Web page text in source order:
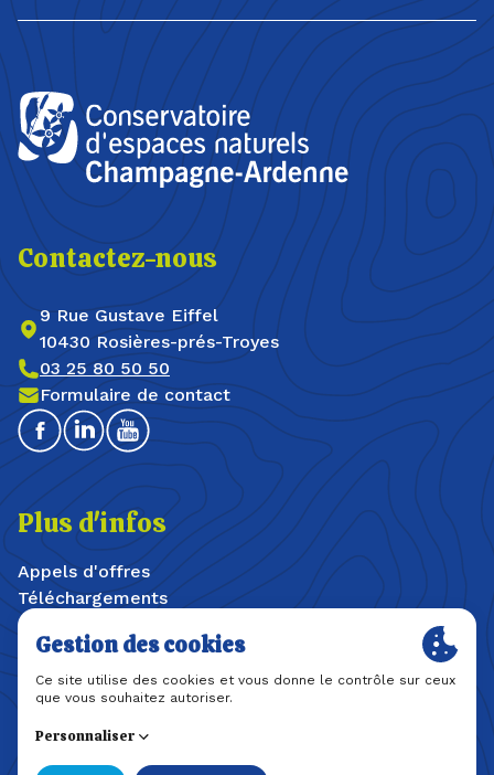
Contactez-nous
9 Rue Gustave Eiffel
10430 Rosières-prés-Troyes
03 25 80 50 50
Formulaire de contact
FacebookLinkedinYoutube
Plus d'infos
Appels d'offres
Téléchargements
Offres d'emploi / stages
Plan du site
Mentions légales